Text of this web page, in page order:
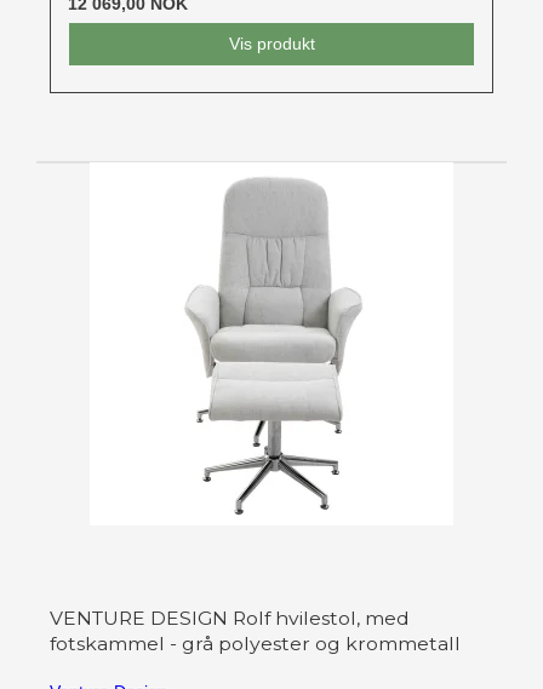
Vis produkt
VENTURE DESIGN Rolf hvilestol, med
fotskammel - grå polyester og krommetall